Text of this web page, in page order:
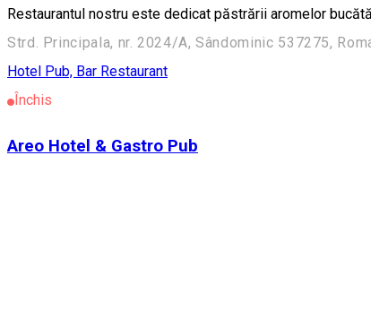
Restaurantul nostru este dedicat păstrării aromelor
Strd. Principala, nr. 2024/A, Sândominic 537275,
Hotel Pub, Bar Restaurant
Închis
Areo Hotel & Gastro Pub